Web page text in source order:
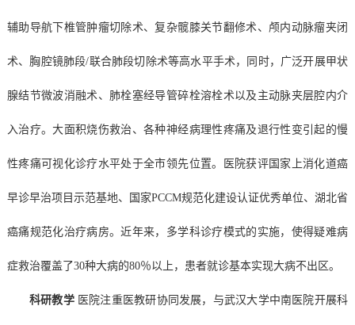
辅助导航下椎管肿瘤切除术、复杂髋膝关节翻修术、颅内动脉瘤夹闭
术、胸腔镜肺段/联合肺段切除术等高水平手术，同时，广泛开展甲状
腺结节微波消融术、肺栓塞经导管碎栓溶栓术以及主动脉夹层腔内介
入治疗。大面积烧伤救治、各种神经病理性疼痛及退行性变引起的慢
性疼痛可视化诊疗水平处于全市领先位置。医院获评国家上消化道癌
早诊早治项目示范基地、国家PCCM规范化建设认证优秀单位、湖北省
癌痛规范化治疗病房。近年来，多学科诊疗模式的实施，使得疑难病
症救治覆盖了30种大病的80％以上，患者就诊基本实现大病不出区。
科研教学 医院注重医教研协同发展，与武汉大学中南医院开展科